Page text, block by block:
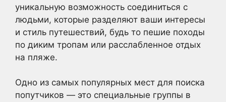
уникальную возможность соединиться с
людьми, которые разделяют ваши интересы
и стиль путешествий, будь то пешие походы
по диким тропам или расслабленное отдых
на пляже.
Одно из самых популярных мест для поиска
попутчиков — это специальные группы в